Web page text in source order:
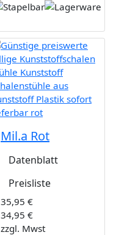
Mil.a Rot
Datenblatt
Preisliste
35,95 €
34,95 €
zzgl. Mwst